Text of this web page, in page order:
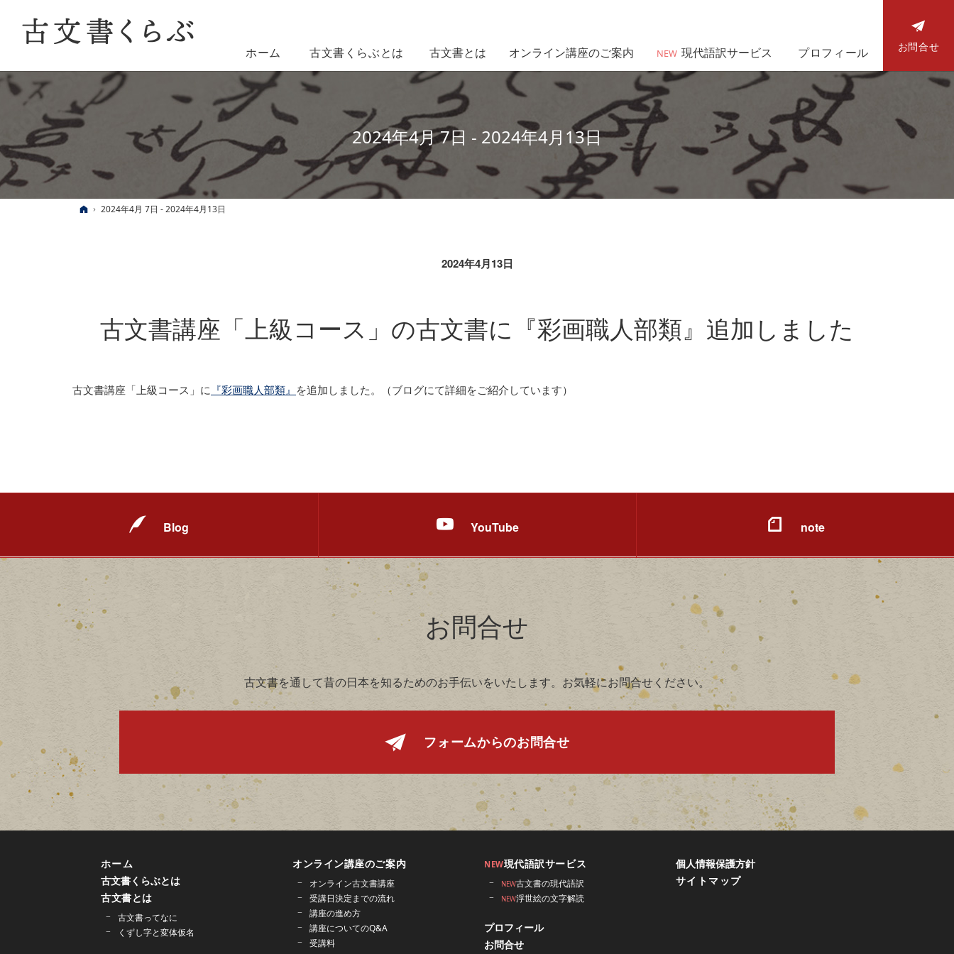
2024年4月 7日 - 2024年4月13日
ホーム
2024年4月 7日 - 2024年4月13日
2024年4月13日
古文書講座「上級コース」の古文書に『彩画職人部類』追加しました
古文書講座「上級コース」に 『彩画職人部類』 を追加しました。（ブログにて詳細をご紹介しています）
ホーム 古文書くらぶとは 古文書とは オンライン講座のご案内 NEW 現代語訳サービス プロフィール お問合せ
Blog YouTube note
お問合せ
古文書を通して昔の日本を知るためのお手伝いをいたします。お気軽にお問合せください。
フォームからのお問合せ
ホーム
古文書くらぶとは
古文書とは
古文書ってなに
くずし字と変体仮名
オンライン講座のご案内
オンライン古文書講座
受講日決定までの流れ
講座の進め方
講座についてのQ&A
受講料
NEW現代語訳サービス
NEW古文書の現代語訳
NEW浮世絵の文字解読
プロフィール
お問合せ
個人情報保護方針
サイトマップ